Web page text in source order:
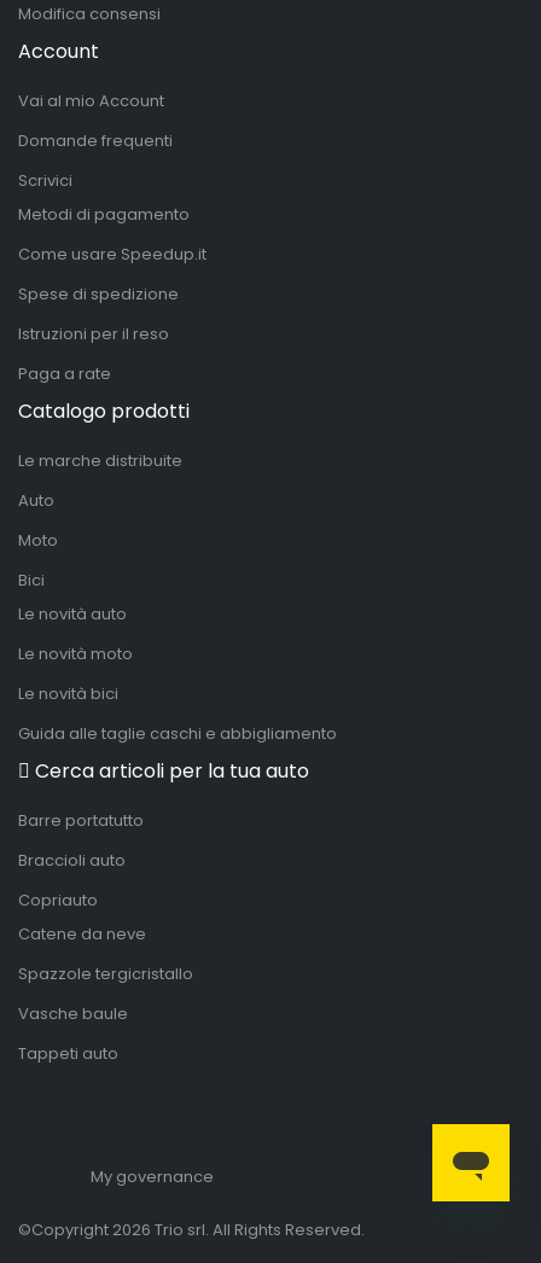
Modifica consensi
Account
Vai al mio Account
Domande frequenti
Scrivici
Metodi di pagamento
Come usare Speedup.it
Spese di spedizione
Istruzioni per il reso
Paga a rate
Catalogo prodotti
Le marche distribuite
Auto
Moto
Bici
Le novità auto
Le novità moto
Le novità bici
Guida alle taglie caschi e abbigliamento
Cerca articoli per la tua auto
Barre portatutto
Braccioli auto
Copriauto
Catene da neve
Spazzole tergicristallo
Vasche baule
Tappeti auto
My governance
©Copyright 2026 Trio srl. All Rights Reserved.